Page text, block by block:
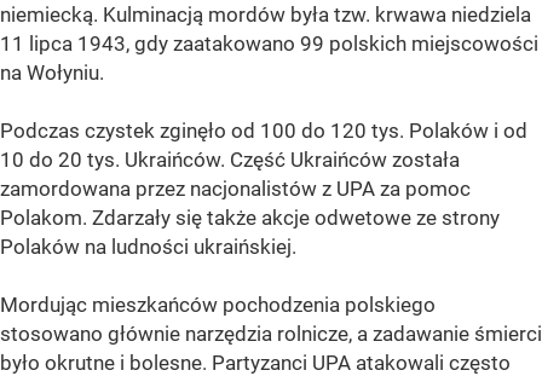
niemiecką. Kulminacją mordów była tzw. krwawa niedziela
11 lipca 1943, gdy zaatakowano 99 polskich miejscowości
na Wołyniu.
Podczas czystek zginęło od 100 do 120 tys. Polaków i od
10 do 20 tys. Ukraińców. Część Ukraińców została
zamordowana przez nacjonalistów z UPA za pomoc
Polakom. Zdarzały się także akcje odwetowe ze strony
Polaków na ludności ukraińskiej.
Mordując mieszkańców pochodzenia polskiego
stosowano głównie narzędzia rolnicze, a zadawanie śmierci
było okrutne i bolesne. Partyzanci UPA atakowali często